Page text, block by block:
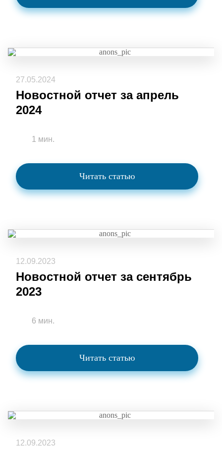
27.05.2024
Новостной отчет за апрель
2024
1 мин.
Читать статью
12.09.2023
Новостной отчет за сентябрь
2023
6 мин.
Читать статью
12.09.2023